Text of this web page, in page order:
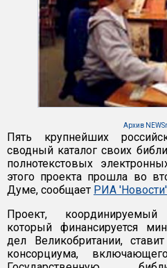
Архив
Пять крупнейших
сводный каталог своих
полнотекстовых
этого проекта прошла во
Думе, сообщает РИА 'Новости'
Проект,
который финансируется
дел Великобритании,
консорциума,